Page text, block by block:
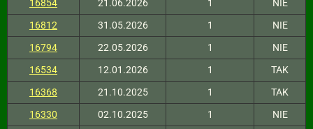
16854
21.06.2026 1
NIE
16812
31.05.2026 1
NIE
16794
22.05.2026 1
NIE
16534
12.01.2026 1
TAK
16368
21.10.2025 1
TAK
16330
02.10.2025 1
NIE